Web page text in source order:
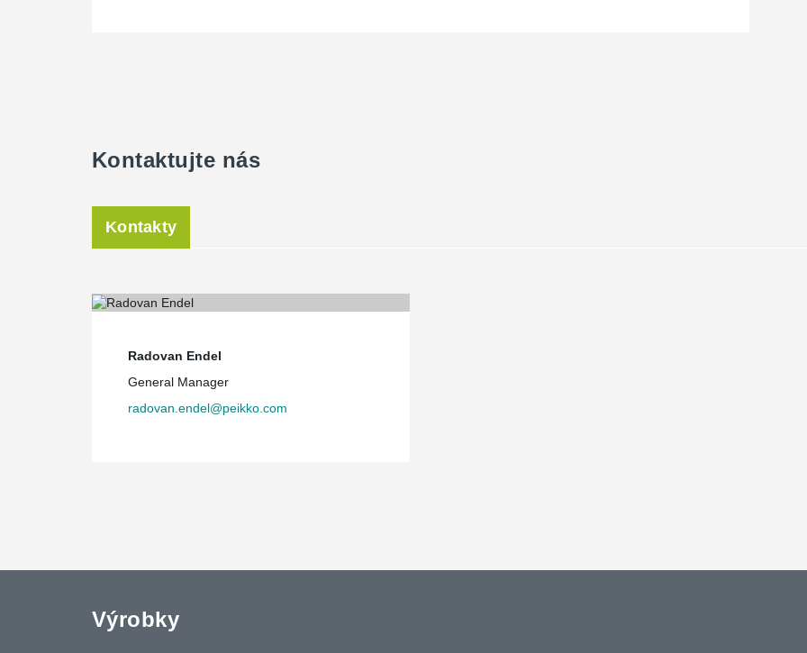
Kontaktujte nás
Kontakty
Radovan Endel
General Manager
radovan.endel@peikko.com
Výrobky